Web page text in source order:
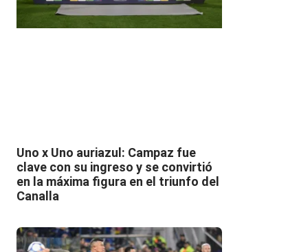
Uno x Uno auriazul: Campaz fue
clave con su ingreso y se convirtió
en la máxima figura en el triunfo del
Canalla